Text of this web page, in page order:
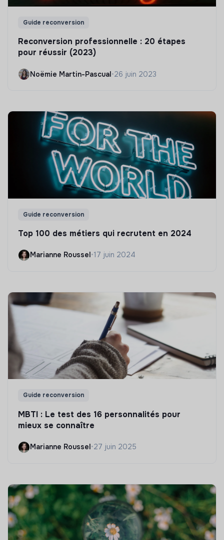
Guide reconversion
Reconversion professionnelle : 20 étapes
pour réussir (2023)
Noëmie Martin-Pascual•26 juin 2023
Guide reconversion
Top 100 des métiers qui recrutent en 2024
Marianne Roussel •17 juin 2024
Guide reconversion
MBTI : Le test des 16 personnalités pour
mieux se connaître
Marianne Roussel•27 juin 2025